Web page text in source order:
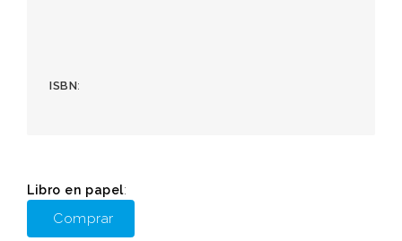
ISBN:
Libro en papel:
Comprar